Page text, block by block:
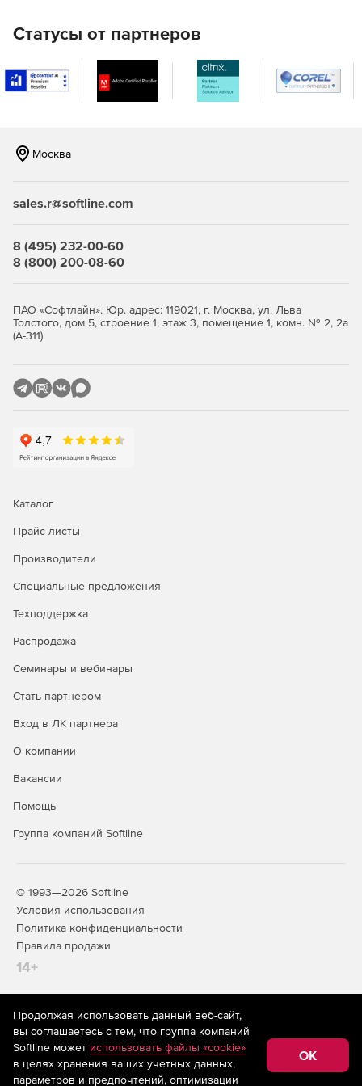
отмены / повтора, функциональности буфера обмена,
экспорта изображений и печати.
Плавные изменения в анимации и «магнитные»
Все возможности взаимодействия легко
yFILES WPF предоставляет широкий спектр алгоритмов
анализа графов, которые позволяют легко решать самые
Набор алгоритмов автоматического графа макета
Статусы от партнеров
Москва
sales.r@softline.com
8 (495) 232-00-60
8 (800) 200-08-60
ПАО «Софтлайн». Юр. адрес: 119021, г. Москва, ул. Льва
Толстого, дом 5, строение 1, этаж 3, помещение 1, комн. № 2, 2а
(А-311)
Каталог
Прайс-листы
Производители
Специальные предложения
Техподдержка
Распродажа
Семинары и вебинары
Стать партнером
Вход в ЛК партнера
О компании
Вакансии
Помощь
Группа компаний Softline
© 1993—2026 Softline
Условия использования
Политика конфиденциальности
Правила продажи
14+
На информационном ресурсе store.softline.ru применяются
рекомендательные технологии(информационные технологии
предоставления информации на основе сбора,
систематизации и анализа сведений, относящихся к
предпочтениям пользователей сети «Интернет»,
Продолжая использовать данный веб-сайт,
вы соглашаетесь с тем, что группа компаний
Softline может использовать файлы «cookie»
в целях хранения ваших учетных данных,
параметров и предпочтений, оптимизации
OK